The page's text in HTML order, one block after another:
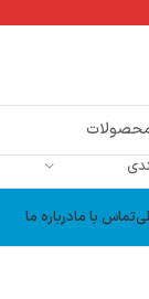
تماس با مادرباره ما